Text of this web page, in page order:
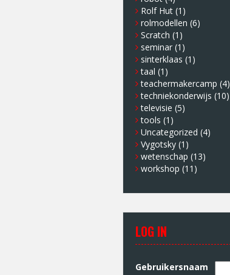
Rolf Hut (1)
rolmodellen (6)
Scratch (1)
seminar (1)
sinterklaas (1)
taal (1)
teachermakercamp (4)
techniekonderwijs (10)
televisie (5)
tools (1)
Uncategorized (4)
Vygotsky (1)
wetenschap (13)
workshop (11)
LOG IN
Gebruikersnaam